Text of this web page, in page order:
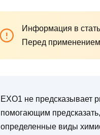
Информация в
Перед применением
EXO1 не предсказывает
помогающим
определенные виды